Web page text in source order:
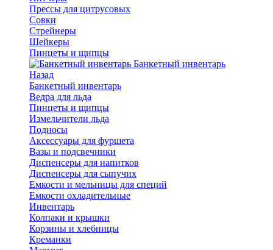
Прессы для цитрусовых
Совки
Стрейнеры
Шейкеры
Пинцеты и щипцы
Банкетный инвентарь
Назад
Банкетный инвентарь
Ведра для льда
Пинцеты и щипцы
Измельчители льда
Подносы
Аксессуары для фуршета
Вазы и подсвечники
Диспенсеры для напитков
Диспенсеры для сыпучих
Емкости и мельницы для специй
Емкости охладительные
Инвентарь
Колпаки и крышки
Корзины и хлебницы
Креманки